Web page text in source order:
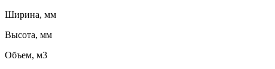
Ширина, мм
Высота, мм
Объем, м3